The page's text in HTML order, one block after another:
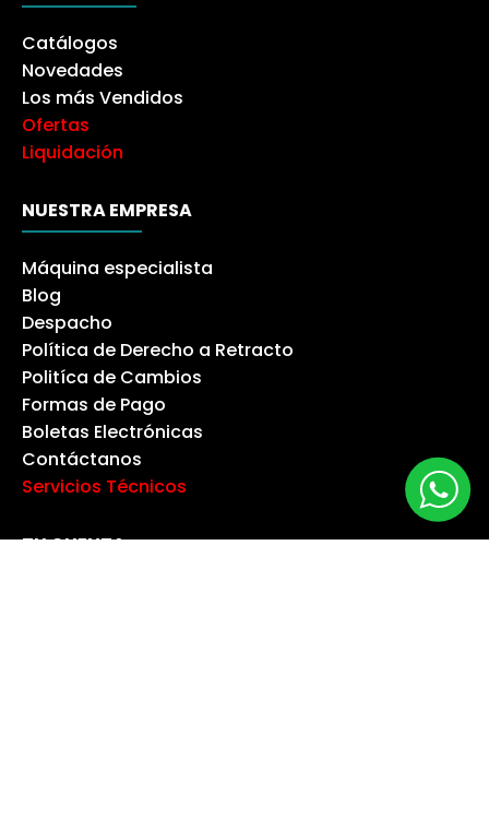
Catálogos
Novedades
Los más Vendidos
Ofertas
Liquidación
NUESTRA EMPRESA
Máquina especialista
Blog
Despacho
Política de Derecho a Retracto
Politíca de Cambios
Formas de Pago
Boletas Electrónicas
Contáctanos
Servicios Técnicos
TU CUENTA